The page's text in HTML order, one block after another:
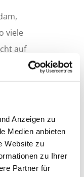
Anzeigen zu
Medien anbieten
Website zu
zu Ihrer
Partner für
viele
auf
vegane
wie
und